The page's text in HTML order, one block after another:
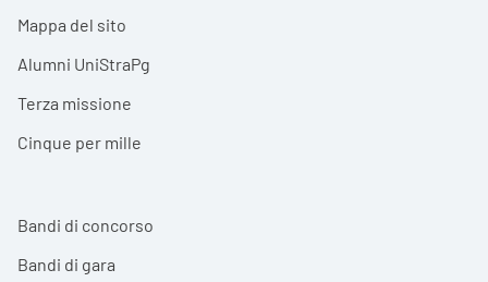
Mappa del sito
Alumni UniStraPg
Terza missione
Cinque per mille
Bandi di concorso
Bandi di gara